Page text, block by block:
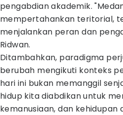
pengabdian akademik.
mempertahankan teritorial,
menjalankan peran dan
Ridwan.
Ditambahkan, paradigma
berubah mengikuti konteks
hari ini bukan memanggil
hidup kita diabdikan untuk
kemanusiaan, dan kehidupan